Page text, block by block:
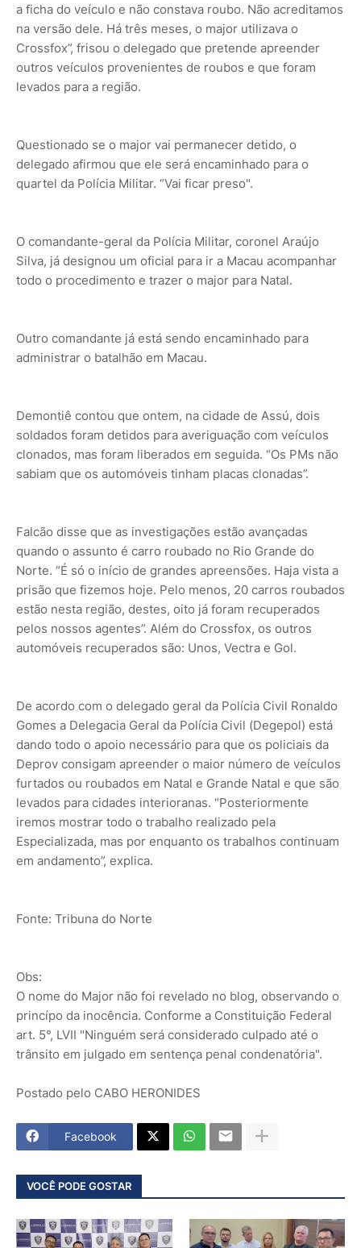
a ficha do veículo e não constava roubo. Não acreditamos
na versão dele. Há três meses, o major utilizava o
Crossfox”, frisou o delegado que pretende apreender
outros veículos provenientes de roubos e que foram
levados para a região.
Questionado se o major vai permanecer detido, o
delegado afirmou que ele será encaminhado para o
quartel da Polícia Militar. “Vai ficar preso".
O comandante-geral da Polícia Militar, coronel Araújo
Silva, já designou um oficial para ir a Macau acompanhar
todo o procedimento e trazer o major para Natal.
Outro comandante já está sendo encaminhado para
administrar o batalhão em Macau.
Demontiê contou que ontem, na cidade de Assú, dois
soldados foram detidos para averiguação com veículos
clonados, mas foram liberados em seguida. “Os PMs não
sabiam que os automóveis tinham placas clonadas”.
Falcão disse que as investigações estão avançadas
quando o assunto é carro roubado no Rio Grande do
Norte. “É só o início de grandes apreensões. Haja vista a
prisão que fizemos hoje. Pelo menos, 20 carros roubados
estão nesta região, destes, oito já foram recuperados
pelos nossos agentes”. Além do Crossfox, os outros
automóveis recuperados são: Unos, Vectra e Gol.
De acordo com o delegado geral da Polícia Civil Ronaldo
Gomes a Delegacia Geral da Polícia Civil (Degepol) está
dando todo o apoio necessário para que os policiais da
Deprov consigam apreender o maior número de veículos
furtados ou roubados em Natal e Grande Natal e que são
levados para cidades interioranas. “Posteriormente
iremos mostrar todo o trabalho realizado pela
Especializada, mas por enquanto os trabalhos continuam
em andamento”, explica.
Fonte: Tribuna do Norte
Obs:
O nome do Major não foi revelado no blog, observando o
princípo da inocência. Conforme a Constituição Federal
art. 5°, LVII "Ninguém será considerado culpado até o
trânsito em julgado em sentença penal condenatória".
Postado pelo CABO HERONIDES
Facebook
VOCÊ PODE GOSTAR